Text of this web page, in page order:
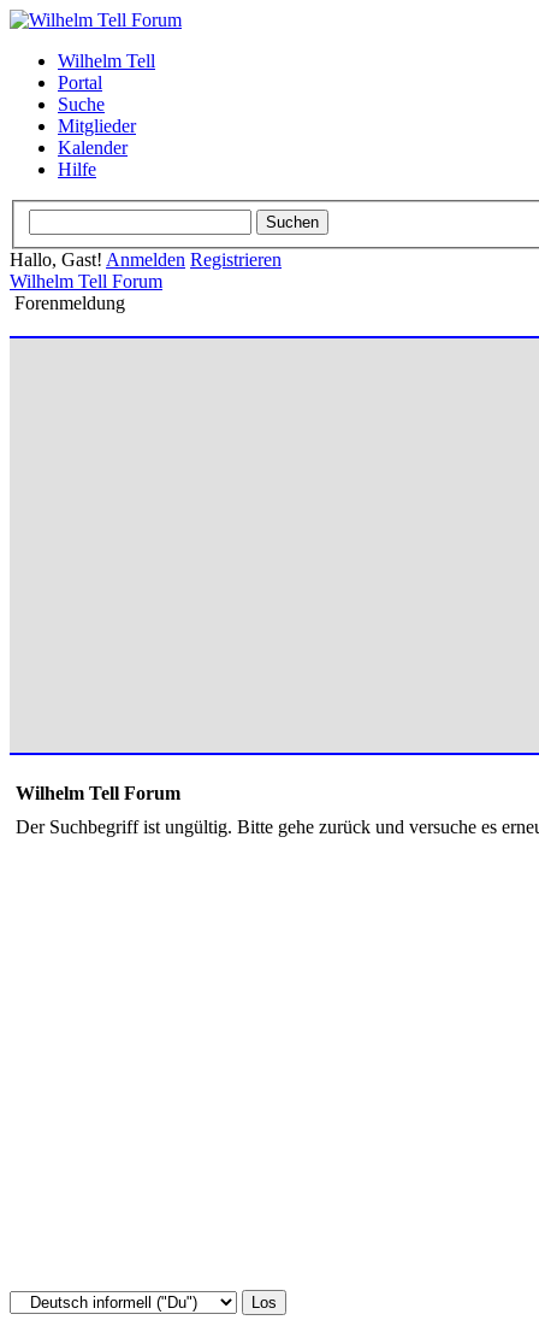
Wilhelm Tell
Portal
Suche
Mitglieder
Kalender
Hilfe
Hallo, Gast! Anmelden Registrieren
Wilhelm Tell Forum
Forenmeldung
Wilhelm Tell Forum
Der Suchbegriff ist ungültig. Bitte gehe zurück und versuche es